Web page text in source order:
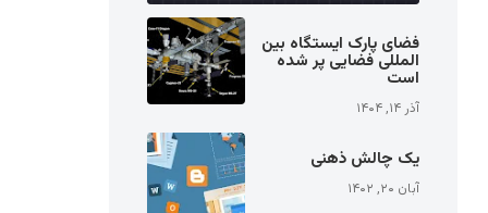
فضای پارک ایستگاه بین
المللی فضایی پر شده
است
آذر ۱۴, ۱۴۰۴
یک چالش ذهنی
آبان ۲۰, ۱۴۰۲